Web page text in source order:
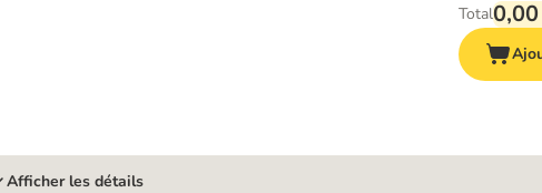
Total
Afficher les détails